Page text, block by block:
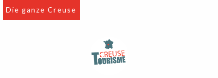
Aller
Die ganze Creuse